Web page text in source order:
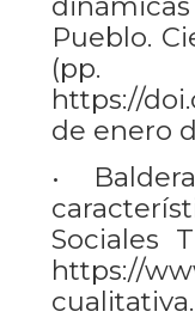
Pueblo.
(pp.
https://
de enero
•
Sociales
https://